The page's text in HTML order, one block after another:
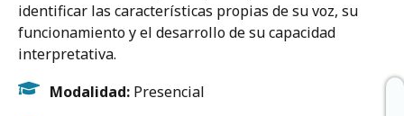
identificar las características propias de su voz, su
funcionamiento y el desarrollo de su capacidad
interpretativa.
Modalidad: Presencial